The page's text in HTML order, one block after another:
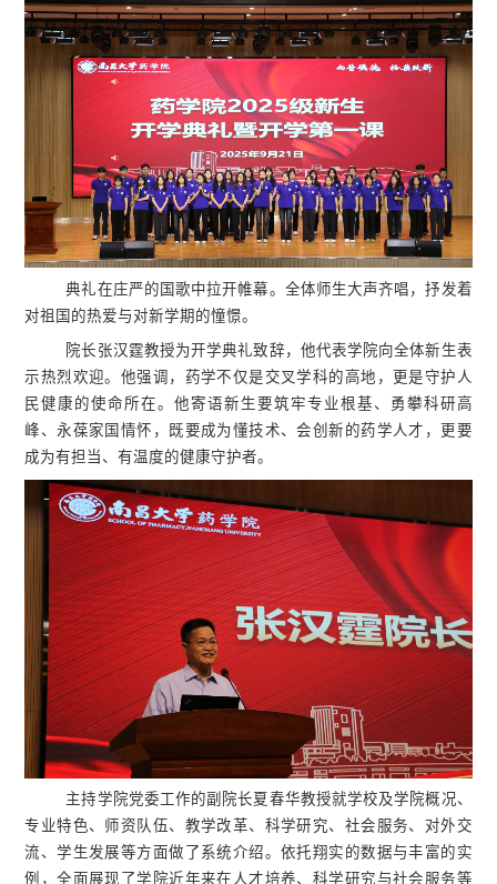
典礼在庄严的国歌中拉开帷幕。全体师生大声齐唱，抒发着
对祖国的热爱与对新学期的憧憬。
院长张汉霆教授为开学典礼致辞，他代表学院向全体新生表
示热烈欢迎。他强调，药学不仅是交叉学科的高地，更是守护人
民健康的使命所在。他寄语新生要筑牢专业根基、勇攀科研高
峰、永葆家国情怀，既要成为懂技术、会创新的药学人才，更要
成为有担当、有温度的健康守护者。
主持学院党委工作的副院长夏春华教授就学校及学院概况、
专业特色、师资队伍、教学改革、科学研究、社会服务、对外交
流、学生发展等方面做了系统介绍。依托翔实的数据与丰富的实
例，全面展现了学院近年来在人才培养、科学研究与社会服务等